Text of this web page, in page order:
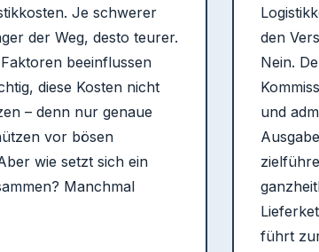
Je schwerer
der Weg, desto teurer.
beeinflussen
diese Kosten nicht
– denn nur genaue
vor bösen
wie setzt sich ein
Manchmal
den
Nein.
und
führt